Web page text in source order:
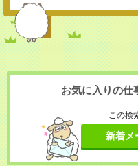
お気に入りの仕
この検
新着メ